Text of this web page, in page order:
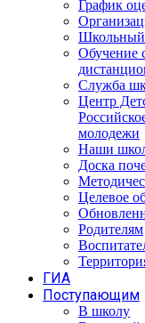
График
Школьный
Обучение
Служба
Центр
молодежи
Наши
Доска
Целевое
Родителям
ГИА
Поступающим
В школу